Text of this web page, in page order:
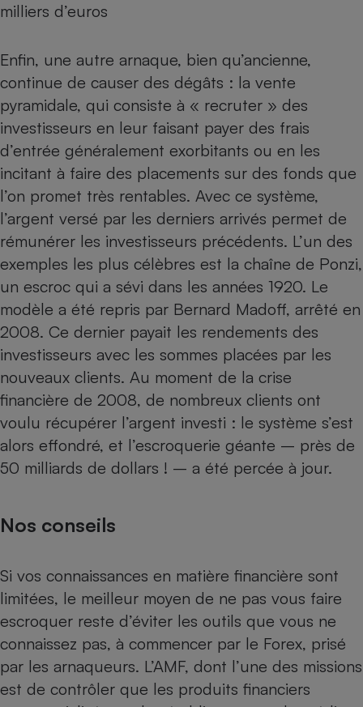
milliers d’euros
Enfin, une autre arnaque, bien qu’ancienne,
continue de causer des dégâts : la vente
pyramidale, qui consiste à « recruter » des
investisseurs en leur faisant payer des frais
d’entrée généralement exorbitants ou en les
incitant à faire des placements sur des fonds que
l’on promet très rentables. Avec ce système,
l’argent versé par les derniers arrivés permet de
rémunérer les investisseurs précédents. L’un des
exemples les plus célèbres est la chaîne de Ponzi,
un escroc qui a sévi dans les années 1920. Le
modèle a été repris par Bernard Madoff, arrêté en
2008. Ce dernier payait les rendements des
investisseurs avec les sommes placées par les
nouveaux clients. Au moment de la crise
financière de 2008, de nombreux clients ont
voulu récupérer l’argent investi : le système s’est
alors effondré, et l’escroquerie géante – près de
50 milliards de dollars ! – a été percée à jour.
Nos conseils
Si vos connaissances en matière financière sont
limitées, le meilleur moyen de ne pas vous faire
escroquer reste d’éviter les outils que vous ne
connaissez pas, à commencer par le Forex, prisé
par les arnaqueurs. L’AMF, dont l’une des missions
est de contrôler que les produits financiers